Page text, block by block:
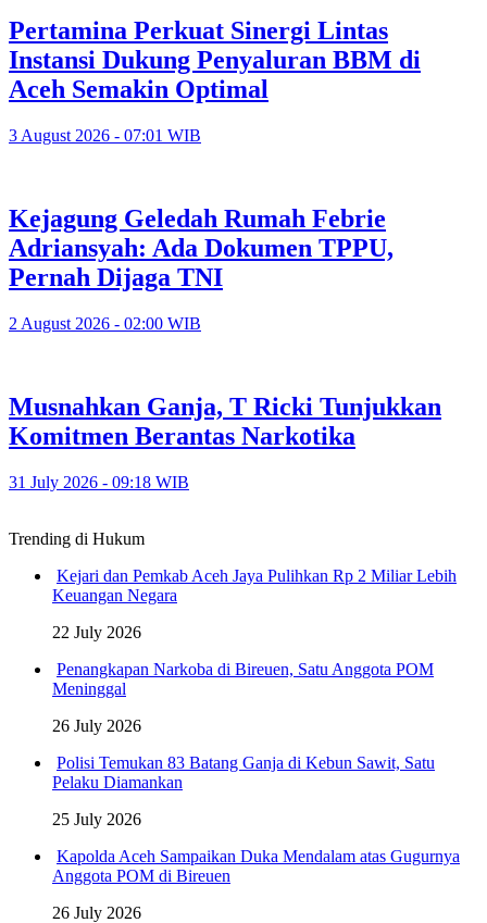
Pertamina Perkuat Sinergi Lintas
Instansi Dukung Penyaluran BBM di
Aceh Semakin Optimal
3 August 2026 - 07:01 WIB
Kejagung Geledah Rumah Febrie
Adriansyah: Ada Dokumen TPPU,
Pernah Dijaga TNI
2 August 2026 - 02:00 WIB
Musnahkan Ganja, T Ricki Tunjukkan
Komitmen Berantas Narkotika
31 July 2026 - 09:18 WIB
Trending di Hukum
Kejari dan Pemkab Aceh Jaya Pulihkan Rp 2 Miliar Lebih
Keuangan Negara
22 July 2026
Penangkapan Narkoba di Bireuen, Satu Anggota POM
Meninggal
26 July 2026
Polisi Temukan 83 Batang Ganja di Kebun Sawit, Satu
Pelaku Diamankan
25 July 2026
Kapolda Aceh Sampaikan Duka Mendalam atas Gugurnya
Anggota POM di Bireuen
26 July 2026